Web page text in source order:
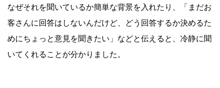
なぜそれを聞いているか簡単な背景を入れたり、「まだお
客さんに回答はしないんだけど、どう回答するか決めるた
めにちょっと意見を聞きたい」などと伝えると、冷静に聞
いてくれることが分かりました。